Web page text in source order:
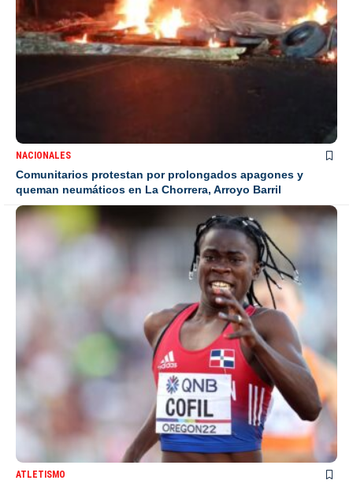
NACIONALES
Comunitarios protestan por prolongados apagones y
queman neumáticos en La Chorrera, Arroyo Barril
ATLETISMO